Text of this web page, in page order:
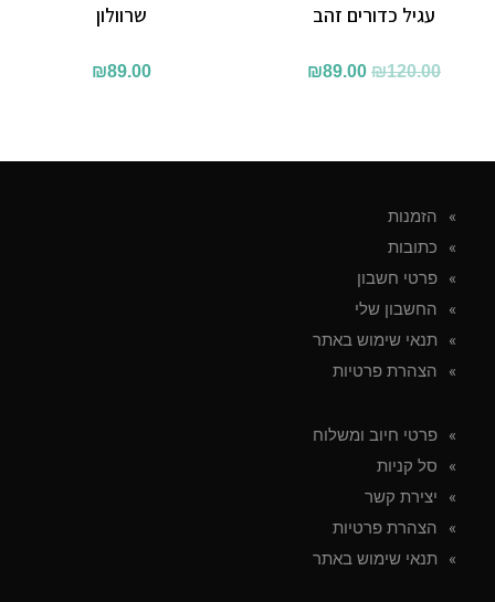
שרוולון
₪89.00
עגיל כדורים זהב
₪120.00
המחיר₪89.00
הזמנות
כתובות
פרטי חשבון
החשבון שלי
תנאי שימוש באתר
הצהרת פרטיות
פרטי חיוב ומשלוח
סל קניות
יצירת קשר
הצהרת פרטיות
תנאי שימוש באתר